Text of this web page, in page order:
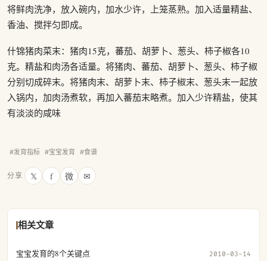
将鲜肉洗净，放入碗内，加水少许，上笼蒸熟。加入适量精盐、
香油、搅拌匀即成。
什锦猪肉菜末：猪肉15克，蕃茄、胡萝卜、葱头、柿子椒各10
克。精盐和肉汤各适量。将猪肉、蕃茄、胡萝卜、葱头、柿子椒
分别切成碎末。将猪肉末、胡萝卜末、柿子椒末、葱头末一起放
入锅内，加肉汤煮软，再加入蕃茄末略煮。加入少许精盐，使其
有淡淡的咸味
#发育指标 #宝宝发育 #食谱
分享 𝕏 f 微 ✉
相关文章
宝宝发育的8个关键点 2010-03-14